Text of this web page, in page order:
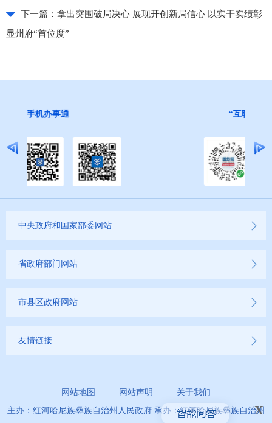
下一篇： 拿出突围破局决心 展现开创新局信心 以实干实绩彰
显州府“首位度”
中央政府和国家部委网站
省政府部门网站
市县区政府网站
友情链接
网站地图 | 网站声明 | 关于我们
主办：红河哈尼族彝族自治州人民政府 承办：红河哈尼族彝族自治州
x